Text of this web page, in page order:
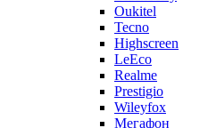
Realme
Prestigio
Wileyfox
Мегафон
Запчасти для Apple
Назад